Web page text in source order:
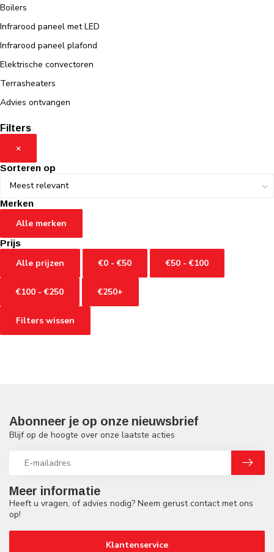
Boilers
Infrarood paneel met LED
Infrarood paneel plafond
Elektrische convectoren
Terrasheaters
Advies ontvangen
Filters
×
Sorteren op
Merken
Alle merken
Prijs
Alle prijzen €0 - €50 €50 - €100
€100 - €250 €250+
Filters wissen
Meer informatie
Heeft u vragen, of advies nodig? Neem gerust contact met ons
op!
Klantenservice
Abonneer je op onze nieuwsbrief
Blijf op de hoogte over onze laatste acties